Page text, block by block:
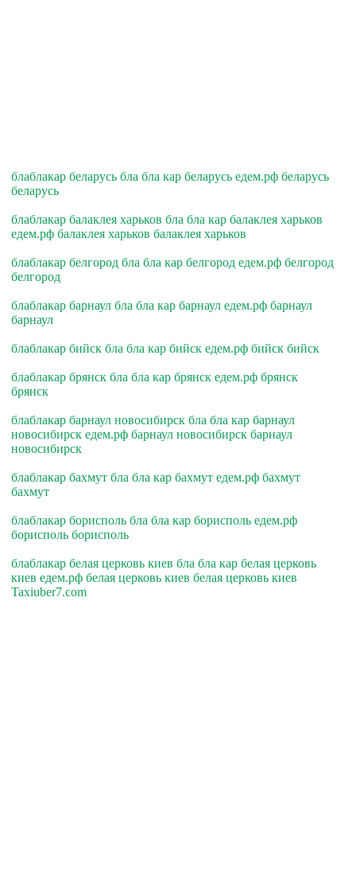
блаблакар беларусь бла бла кар беларусь едем.рф беларусь
беларусь
блаблакар балаклея харьков бла бла кар балаклея харьков
едем.рф балаклея харьков балаклея харьков
блаблакар белгород бла бла кар белгород едем.рф белгород
белгород
блаблакар барнаул бла бла кар барнаул едем.рф барнаул
барнаул
блаблакар бийск бла бла кар бийск едем.рф бийск бийск
блаблакар брянск бла бла кар брянск едем.рф брянск
брянск
блаблакар барнаул новосибирск бла бла кар барнаул
новосибирск едем.рф барнаул новосибирск барнаул
новосибирск
блаблакар бахмут бла бла кар бахмут едем.рф бахмут
бахмут
блаблакар борисполь бла бла кар борисполь едем.рф
борисполь борисполь
блаблакар белая церковь киев бла бла кар белая церковь
киев едем.рф белая церковь киев белая церковь киев
Taxiuber7.com